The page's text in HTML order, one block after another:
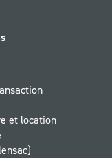
et location